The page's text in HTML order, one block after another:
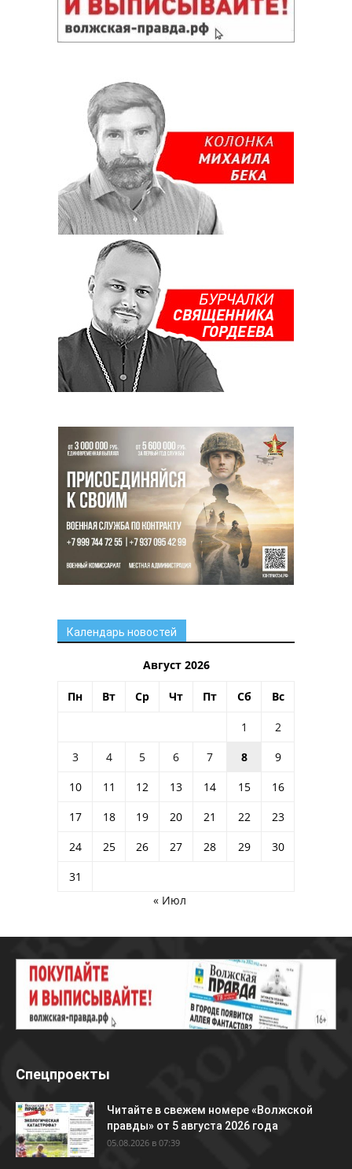
Календарь новостей
Август 2026
Пн Вт Ср Чт Пт Сб Вс
1
2
3
4 5 6 7 8
9
10
11 12 13 14 15
16
17
18 19 20 21 22
23
24
25 26 27 28 29
30
31
« Июл
Спецпроекты
Читайте в свежем номере «Волжской
правды» от 5 августа 2026 года
05.08.2026 в 07:39